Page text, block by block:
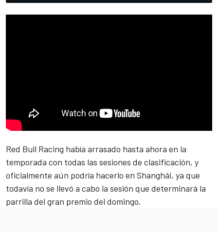
Red Bull Racing había arrasado hasta ahora en la
temporada con todas las sesiones de clasificación, y
oficialmente aún podría hacerlo en Shanghái, ya que
todavía no se llevó a cabo la sesión que determinará la
parrilla del gran premio del domingo.